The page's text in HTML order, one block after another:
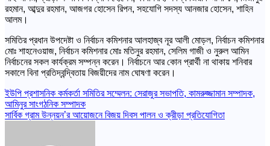
রহমান, আব্দুর রহমান, আজগর হোসেন রিপন, সহযোগি সদস্য আনজার হোসেন, শাহিন
আলম।
সমিতির প্রধান উপদেষ্টা ও নির্বাচন কমিশনার আলহাজ্ব নূর আলী মোড়ল, নির্বাচন কমিশনার
মোঃ শাহনেওয়াজ, নির্বাচন কমিশনার মোঃ মতিনুর রহমান, সেলিম গাজী ও নুরুল আমিন
নির্বাচনের সকল কার্যক্রম সম্পন্ন করেন। নির্বাচনে আর কোন প্রার্থী না থাকায় শনিবার
সকালে বিনা প্রতিদ্বন্দ্বিতায় বিজয়ীদের নাম ঘোষণা করেন।
Post
navigation
ইউপি প্রশাসনিক কর্মকর্তা সমিতির সম্মেলন: সেরাজুর সভাপতি, কামরুজ্জামান সম্পাদক,
আমিনুর সাংগঠনিক সম্পাদক
সার্বিক গ্রাম উন্নয়ন’র আয়োজনে বিজয় দিবস পালন ও ক্রীড়া প্রতিযোগিতা